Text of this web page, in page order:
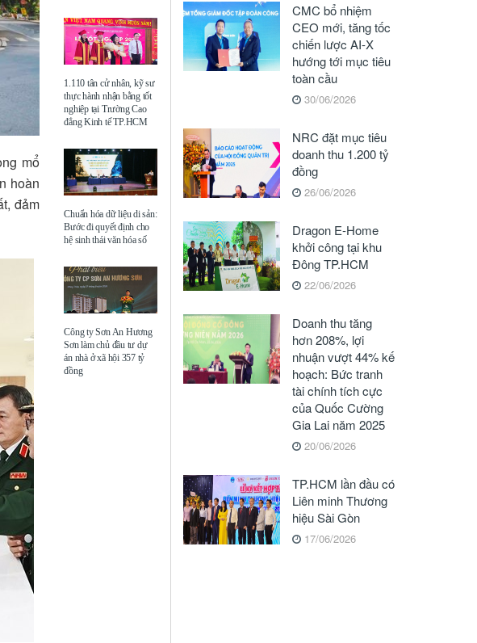
mổ
hoàn
đảm
1.110 tân cử nhân, kỹ sư
thực hành nhận bằng tốt
nghiệp tại Trường Cao
đẳng Kinh tế TP.HCM
Chuẩn hóa dữ liệu di sản:
Bước đi quyết định cho
hệ sinh thái văn hóa số
Công ty Sơn An Hương
Sơn làm chủ đầu tư dự
án nhà ở xã hội 357 tỷ
đồng
CMC bổ nhiệm
CEO mới, tăng tốc
chiến lược AI-X
hướng tới mục tiêu
toàn cầu
30/06/2026
NRC đặt mục tiêu
doanh thu 1.200 tỷ
đồng
26/06/2026
Dragon E-Home
khởi công tại khu
Đông TP.HCM
22/06/2026
Doanh thu tăng
hơn 208%, lợi
nhuận vượt 44% kế
hoạch: Bức tranh
tài chính tích cực
của Quốc Cường
Gia Lai năm 2025
20/06/2026
TP.HCM lần đầu có
Liên minh Thương
hiệu Sài Gòn
17/06/2026